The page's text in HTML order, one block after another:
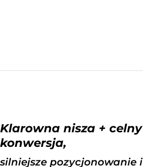
Klarowna nisza +
konwersja,
silniejsze pozycjonowanie